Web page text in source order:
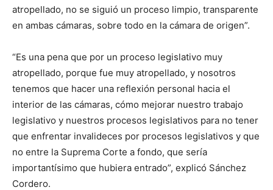
atropellado, no se siguió un proceso limpio, transparente
en ambas cámaras, sobre todo en la cámara de origen”.
“Es una pena que por un proceso legislativo muy
atropellado, porque fue muy atropellado, y nosotros
tenemos que hacer una reflexión personal hacia el
interior de las cámaras, cómo mejorar nuestro trabajo
legislativo y nuestros procesos legislativos para no tener
que enfrentar invalideces por procesos legislativos y que
no entre la Suprema Corte a fondo, que sería
importantísimo que hubiera entrado”, explicó Sánchez
Cordero.